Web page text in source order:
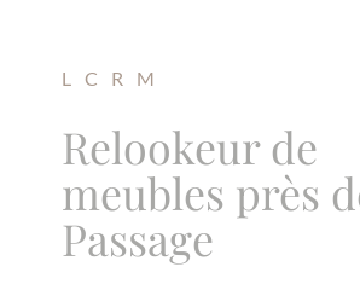
L C R M
Relookeur de
meubles près
Passage